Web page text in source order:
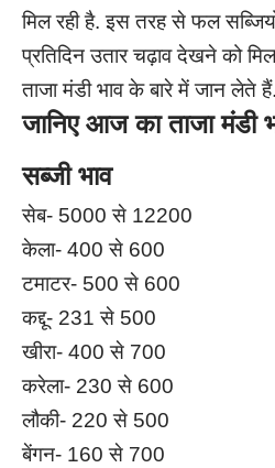
मिल रही है. इस तरह से फल
प्रतिदिन उतार चढ़ाव देखने को
ताजा मंडी भाव के बारे में जान लेते हैं.
जानिए आज का ताजा मंडी
सब्जी भाव
सेब- 5000 से 12200
केला- 400 से 600
टमाटर- 500 से 600
कद्दू- 231 से 500
खीरा- 400 से 700
करेला- 230 से 600
लौकी- 220 से 500
बेंगन- 160 से 700